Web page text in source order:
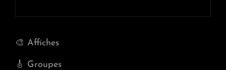
Post
🎨 Affiches
🎸 Groupes